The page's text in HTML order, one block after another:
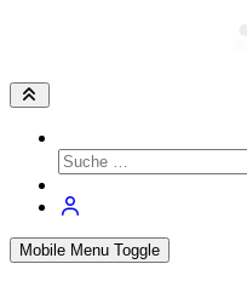
Mobile Menu Toggle